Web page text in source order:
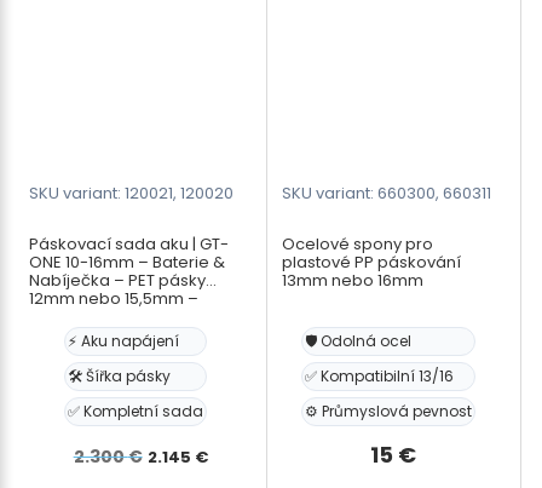
množství
SKU variant: 120021, 120020
Páskovací sada aku | GT-
ONE 10-16mm – Baterie &
Nabíječka – PET pásky
12mm nebo 15,5mm –
⚡ Aku napájení
🛠️ Šířka pásky
✅ Kompletní sada
2.300€ Původní
2.145 €Aktuální
SKU variant: 660300, 660311
Ocelové spony pro
plastové PP páskování
13mm nebo 16mm
🛡️ Odolná ocel
✅ Kompatibilní 13/16
⚙️ Průmyslová pevnost
15 €